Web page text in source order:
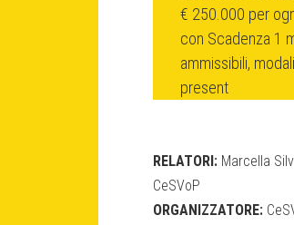
€ 250.000 per
con Scadenza 1
ammissibili,
present
RELATORI:Marcella
CeSVoP
ORGANIZZATORE: